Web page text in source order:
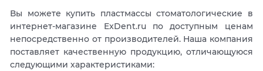
Вы можете купить пластмассы стоматологические в
интернет-магазине ExDent.ru по доступным ценам
непосредственно от производителей. Наша компания
поставляет качественную продукцию, отличающуюся
следующими характеристиками: